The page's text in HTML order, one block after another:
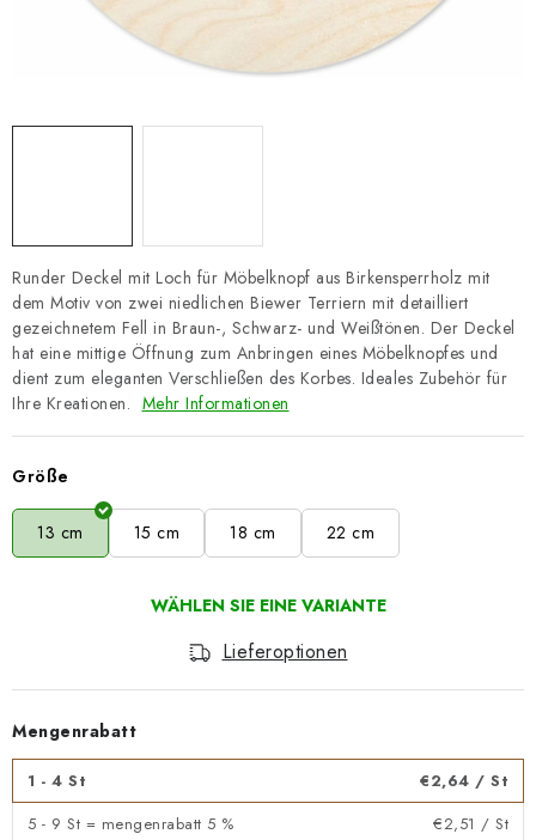
Runder Deckel mit Loch für Möbelknopf aus Birkensperrholz mit
dem Motiv von zwei niedlichen Biewer Terriern mit detailliert
gezeichnetem Fell in Braun-, Schwarz- und Weißtönen. Der Deckel
hat eine mittige Öffnung zum Anbringen eines Möbelknopfes und
dient zum eleganten Verschließen des Korbes. Ideales Zubehör für
Ihre Kreationen. Mehr Informationen
Größe
13 cm 15 cm 18 cm 22 cm
Lieferoptionen
Mengenrabatt
1 - 4 St €2,64 / St
5 - 9 St = mengenrabatt 5 %
€2,51 / St